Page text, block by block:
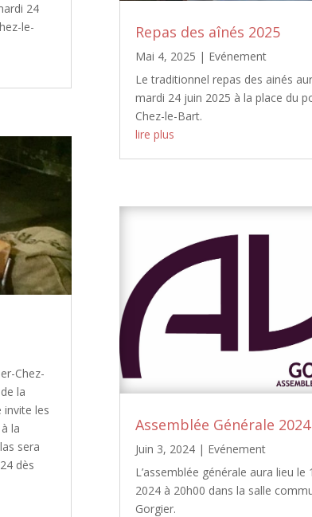
24
le-
Chez-
la
invite les
la
sera
dès
Repas des aînés 2025
Mai 4, 2025 | Evénement
Le traditionnel repas des ainés
mardi 24 juin 2025 à la place du
Chez-le-Bart.
lire plus
Assemblée Générale 2024
Juin 3, 2024| Evénement
L’assemblée générale aura lieu le
2024 à 20h00 dans la salle
Gorgier.